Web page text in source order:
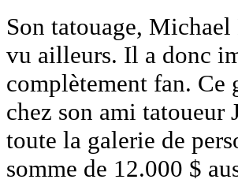
Son tatouage,
vu ailleurs. Il a donc
complètement fan. Ce
chez son ami tatoueur
toute la galerie de
somme de 12.000 $